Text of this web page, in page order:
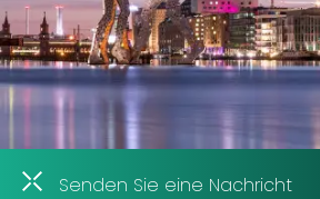
Senden Sie eine Nachricht